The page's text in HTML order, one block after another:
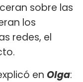
sobre las
los
redes, el
en Olga: